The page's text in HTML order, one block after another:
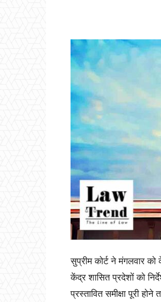
सुप्रीम कोर्ट ने मंगलवार
केंद्र शासित प्रदेशों को
प्रस्तावित समीक्षा पूरी